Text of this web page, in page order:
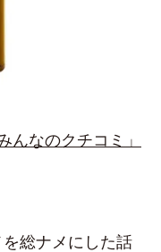
なのクチコミ」
総ナメにした話